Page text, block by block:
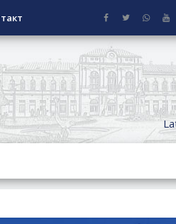
КУЋЕ СА ОКУЋНИЦОМ НА